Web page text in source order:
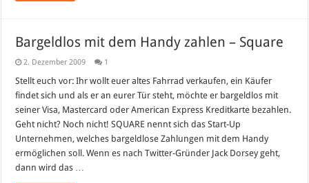
Bargeldlos mit dem Handy zahlen – Square
2. Dezember 2009 1
Stellt euch vor: Ihr wollt euer altes Fahrrad verkaufen, ein Käufer
findet sich und als er an eurer Tür steht, möchte er bargeldlos mit
seiner Visa, Mastercard oder American Express Kreditkarte bezahlen.
Geht nicht? Noch nicht! SQUARE nennt sich das Start-Up
Unternehmen, welches bargeldlose Zahlungen mit dem Handy
ermöglichen soll. Wenn es nach Twitter-Gründer Jack Dorsey geht,
dann wird das …